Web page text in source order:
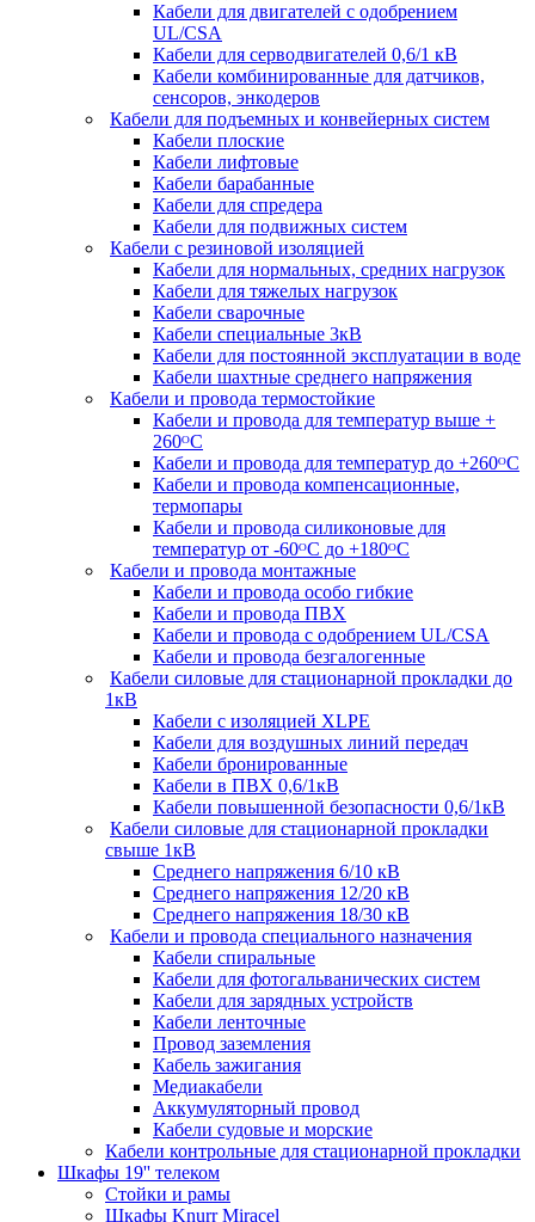
Кабели для двигателей с одобрением
UL/CSA
Кабели для серводвигателей 0,6/1 кВ
Кабели комбинированные для датчиков,
cенсоров, энкодеров
Кабели для подъемных и конвейерных систем
Кабели плоские
Кабели лифтовые
Кабели барабанные
Кабели для спредера
Кабели для подвижных систем
Кабели с резиновой изоляцией
Кабели для нормальных, средних нагрузок
Кабели для тяжелых нагрузок
Кабели сварочные
Кабели специальные 3кВ
Кабели для постоянной эксплуатации в воде
Кабели шахтные среднего напряжения
Кабели и провода термостойкие
Кабели и провода для температур выше +
260ᴼС
Кабели и провода для температур до +260ᴼС
Кабели и провода компенсационные,
термопары
Кабели и провода силиконовые для
температур от -60ᴼC до +180ᴼС
Кабели и провода монтажные
Кабели и провода особо гибкие
Кабели и провода ПВХ
Кабели и провода с одобрением UL/CSA
Кабели и провода безгалогенные
Кабели силовые для стационарной прокладки до
1кВ
Кабели c изоляцией XLPE
Кабели для воздушных линий передач
Кабели бронированные
Кабели в ПВХ 0,6/1кВ
Кабели повышенной безопасности 0,6/1кВ
Кабели силовые для стационарной прокладки
свыше 1кВ
Среднего напряжения 6/10 кВ
Среднего напряжения 12/20 кВ
Среднего напряжения 18/30 кВ
Кабели и провода специального назначения
Кабели спиральные
Кабели для фотогальванических систем
Кабели для зарядных устройств
Кабели ленточные
Провод заземления
Кабель зажигания
Медиакабели
Аккумуляторный провод
Кабели судовые и морские
Кабели контрольные для стационарной прокладки
Шкафы 19'' телеком
Стойки и рамы
Шкафы Knurr Miracel